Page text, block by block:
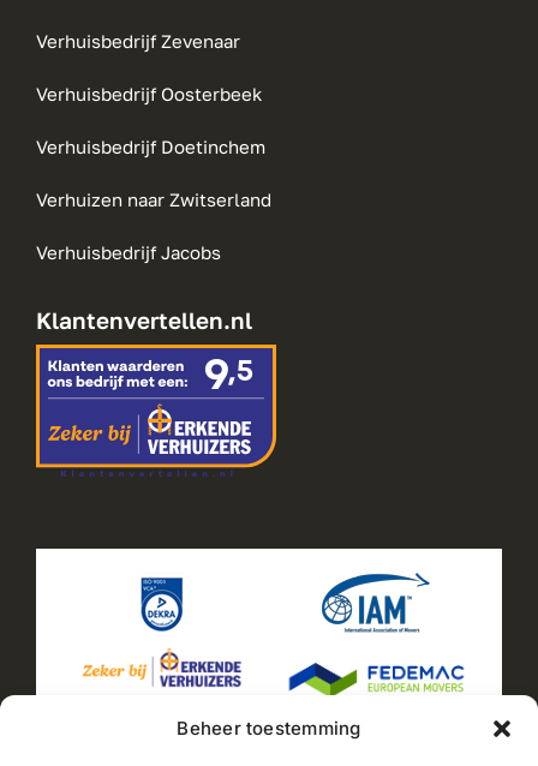
Beheer toestemming
Verhuisbedrijf Zevenaar
Verhuisbedrijf Oosterbeek
Verhuisbedrijf Doetinchem
Verhuizen naar Zwitserland
Verhuisbedrijf Jacobs
Klantenvertellen.nl